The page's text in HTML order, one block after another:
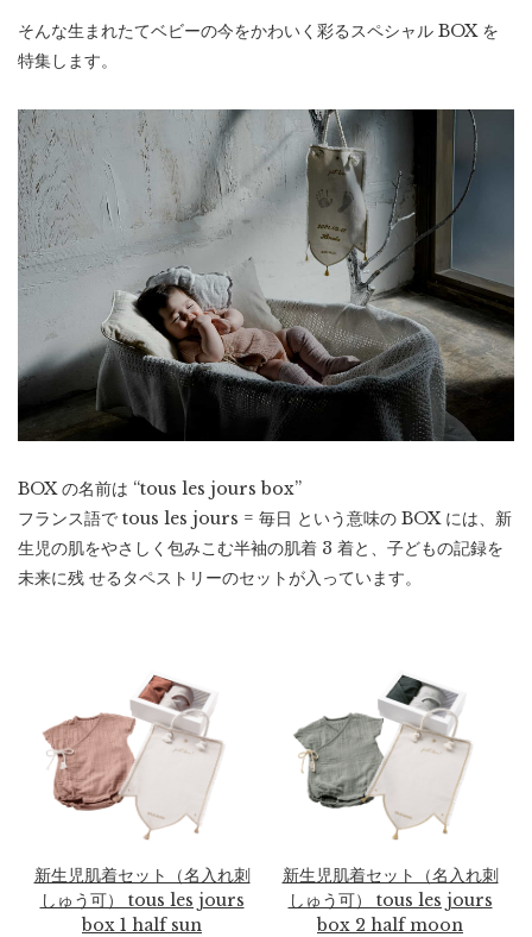
そんな生まれたてベビーの今をかわいく彩るスペシャル BOX を
特集します。
BOX の名前は “tous les jours box”
フランス語で tous les jours = 毎日 という意味の BOX には、新
生児の肌をやさしく包みこむ半袖の肌着 3 着と、子どもの記録を
未来に残 せるタペストリーのセットが入っています。
新生児肌着セット（名入れ刺
しゅう可） tous les jours
box 1 half sun
新生児肌着セット（名入れ刺
しゅう可） tous les jours
box 2 half moon